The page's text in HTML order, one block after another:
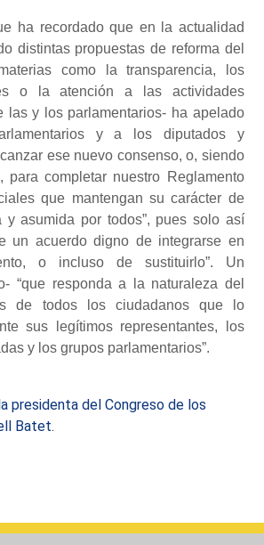
ha recordado que en la actualidad
distintas propuestas de reforma del
como la transparencia, los
o la atención a las actividades
las y los parlamentarios- ha apelado
y a los diputados y
ese nuevo consenso, o, siendo
para completar nuestro Reglamento
que mantengan su carácter de
y asumida por todos”, pues solo así
un acuerdo digno de integrarse en
o incluso de sustituirlo”. Un
“que responda a la naturaleza del
de todos los ciudadanos que lo
sus legítimos representantes, los
y los grupos parlamentarios”.
presidenta del Congreso de los
Batet.